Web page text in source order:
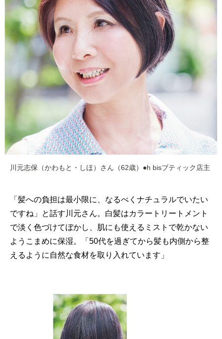
川元志保（かわもと・しほ）さん（62歳）●h bisブティック店主
「髪への負担は最小限に、なるべくナチュラルでいたい
ですね」と話す川元さん。白髪はカラートリートメント
で淡く色づけてぼかし、肌にも使えるミストで乾かない
ようこまめに保湿。「50代を過ぎてから髪も内側から整
えるように自然な食材を取り入れています」